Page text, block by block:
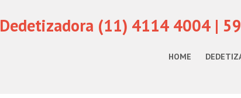
Dedetizadora (11) 4114 4004 |
HOME